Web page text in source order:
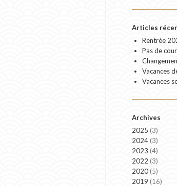
Articles
Rentrée
Pas de
Vacances
Vacances
Archives
2025 (3)
2024 (3)
2023 (4)
2022 (3)
2020(5)
2019 (16)